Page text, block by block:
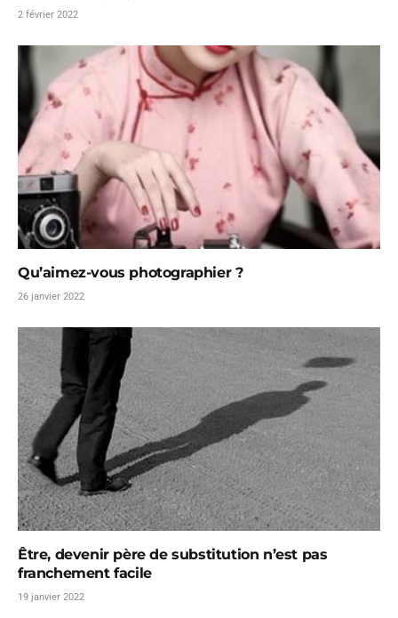
2 février 2022
Qu’aimez-vous photographier ?
26 janvier 2022
Être, devenir père de substitution n’est pas
franchement facile
19 janvier 2022